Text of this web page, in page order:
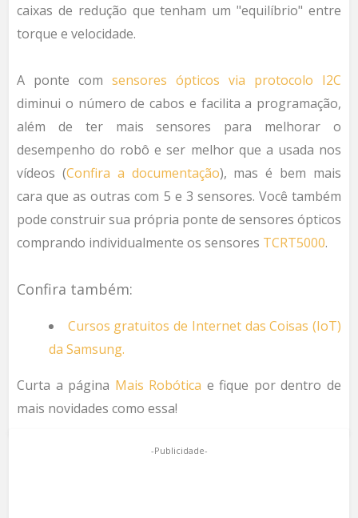
caixas de redução que tenham um "equilíbrio" entre
torque e velocidade.
A ponte com sensores ópticos via protocolo I2C
diminui o número de cabos e facilita a programação,
além de ter mais sensores para melhorar o
desempenho do robô e ser melhor que a usada nos
vídeos (Confira a documentação), mas é bem mais
cara que as outras com 5 e 3 sensores. Você também
pode construir sua própria ponte de sensores ópticos
comprando individualmente os sensores TCRT5000.
Confira também:
Cursos gratuitos de Internet das Coisas (IoT)
da Samsung.
Curta a página Mais Robótica e fique por dentro de
mais novidades como essa!
-Publicidade-